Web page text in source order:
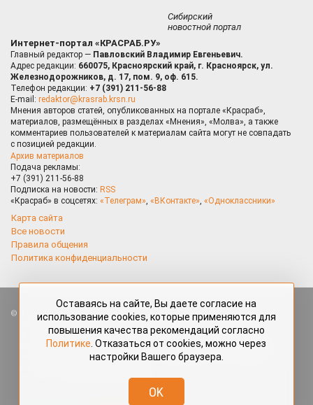
Сибирский
новостной портал
Интернет-портал «КРАСРАБ.РУ»
Главный редактор — Павловский Владимир Евгеньевич.
Адрес редакции: 660075, Красноярский край, г. Красноярск, ул.
Железнодорожников, д. 17, пом. 9, оф. 615.
Телефон редакции: +7 (391) 211-56-88
E-mail: redaktor@krasrab.krsn.ru
Мнения авторов статей, опубликованных на портале «Красраб»,
материалов, размещённых в разделах «Мнения», «Молва», а также
комментариев пользователей к материалам сайта могут не совпадать
с позицией редакции.
Архив материалов
Подача рекламы:
+7 (391) 211-56-88
Подписка на новости: RSS
«Красраб» в соцсетях: «Телеграм», «ВКонтакте», «Одноклассники»
Карта сайта
Все новости
Правила общения
Политика конфиденциальности
Все права защищены. Любые материалы, размещённые на портале
«Красраб.ру» сотрудниками редакции, нештатными авторами
и читателями, являются объектами авторского права. Полное или
частичное использование материалов, размещённых на портале
«Красраб.ру», допускается только с письменного согласия редакции
redaktor@krasrab.krsn.ru.
Оставаясь на сайте, Вы даете согласие на
использование cookies, которые применяются для
повышения качества рекомендаций согласно
Политике . Отказаться от cookies, можно через
настройки Вашего браузера.
OK